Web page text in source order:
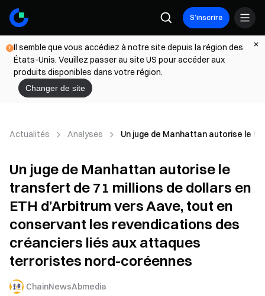
S’inscrire
Il semble que vous accédiez à notre site depuis la région des
États-Unis. Veuillez passer au site US pour accéder aux
produits disponibles dans votre région.
Changer de site
Actualités Analyses Un juge de Manhattan autorise le
Un juge de Manhattan autorise le
transfert de 71 millions de dollars en
ETH d’Arbitrum vers Aave, tout en
conservant les revendications des
créanciers liés aux attaques
terroristes nord-coréennes
ChainNewsAbmedia